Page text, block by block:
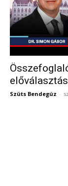
Szüts Bendegúz -